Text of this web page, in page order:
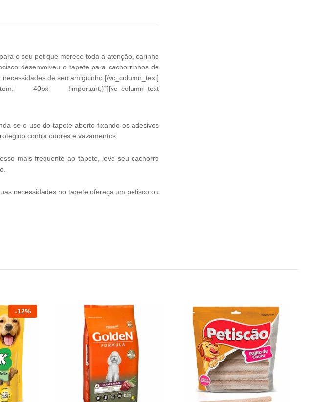
o seu pet que merece toda a atenção, carinho
desenvolveu o tapete para cachorrinhos de
de seu amiguinho.[/vc_column_text]
40px !important;}”][vc_column_text
se o uso do tapete aberto fixando os adesivos
contra odores e vazamentos.
mais frequente ao tapete, leve seu cachorro
necessidades no tapete ofereça um petisco ou
-12%